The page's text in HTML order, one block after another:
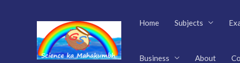
Home Subjects
Business About